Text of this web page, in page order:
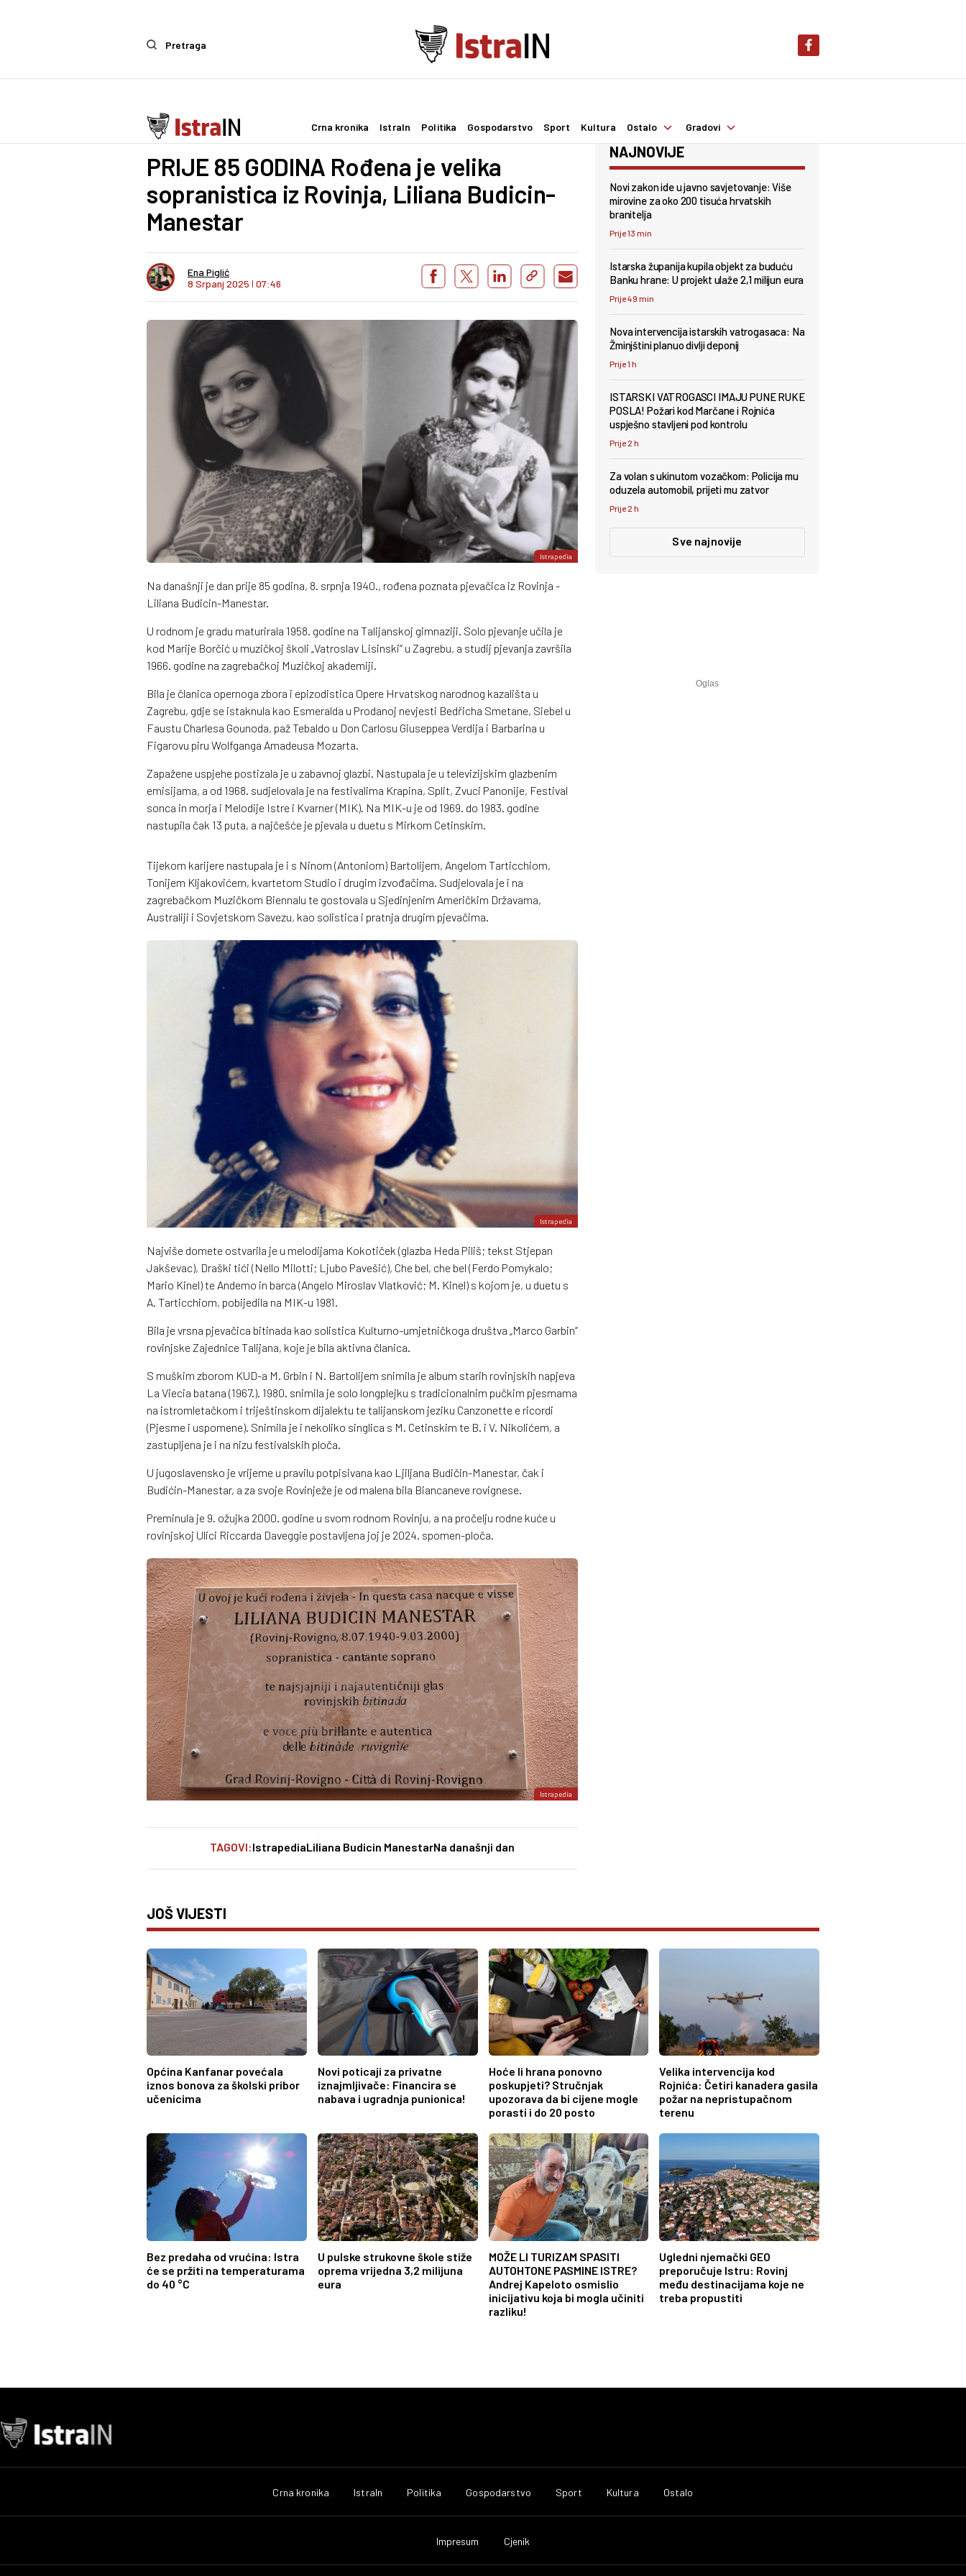
Pretraga
Crna kronika IstraIn Politika Gospodarstvo Sport Kultura Ostalo Gradovi
IstraIn
PRIJE 85 GODINA Rođena je velika
sopranistica iz Rovinja, Liliana Budicin-
Manestar
Ena Piglić
8 Srpanj 2025 I 07:46
Istrapedia
Na današnji je dan prije 85 godina, 8. srpnja 1940., rođena poznata pjevačica iz Rovinja -
Liliana Budicin-Manestar.
U rodnom je gradu maturirala 1958. godine na Talijanskoj gimnaziji. Solo pjevanje učila je
kod Marije Borčić u muzičkoj školi „Vatroslav Lisinski“ u Zagrebu, a studij pjevanja završila
1966. godine na zagrebačkoj Muzičkoj akademiji.
Bila je članica opernoga zbora i epizodistica Opere Hrvatskog narodnog kazališta u
Zagrebu, gdje se istaknula kao Esmeralda u Prodanoj nevjesti Bedřicha Smetane, Siebel u
Faustu Charlesa Gounoda, paž Tebaldo u Don Carlosu Giuseppea Verdija i Barbarina u
Figarovu piru Wolfganga Amadeusa Mozarta.
Zapažene uspjehe postizala je u zabavnoj glazbi. Nastupala je u televizijskim glazbenim
emisijama, a od 1968. sudjelovala je na festivalima Krapina, Split, Zvuci Panonije, Festival
sonca in morja i Melodije Istre i Kvarner (MIK). Na MIK-u je od 1969. do 1983. godine
nastupila čak 13 puta, a najčešće je pjevala u duetu s Mirkom Cetinskim.
Tijekom karijere nastupala je i s Ninom (Antoniom) Bartolijem, Angelom Tarticchiom,
Tonijem Kljakovićem, kvartetom Studio i drugim izvođačima. Sudjelovala je i na
zagrebačkom Muzičkom Biennalu te gostovala u Sjedinjenim Američkim Državama,
Australiji i Sovjetskom Savezu, kao solistica i pratnja drugim pjevačima.
Istrapedia
Najviše domete ostvarila je u melodijama Kokotiček (glazba Heda Piliš; tekst Stjepan
Jakševac), Draški tići (Nello Milotti; Ljubo Pavešić), Che bel, che bel (Ferdo Pomykalo;
Mario Kinel) te Andemo in barca (Angelo Miroslav Vlatković; M. Kinel) s kojom je, u duetu s
A. Tarticchiom, pobijedila na MIK-u 1981.
Bila je vrsna pjevačica bitinada kao solistica Kulturno-umjetničkoga društva „Marco Garbin“
rovinjske Zajednice Talijana, koje je bila aktivna članica.
S muškim zborom KUD-a M. Grbin i N. Bartolijem snimila je album starih rovinjskih napjeva
La Viecia batana (1967.). 1980. snimila je solo longplejku s tradicionalnim pučkim pjesmama
na istromletačkom i triještinskom dijalektu te talijanskom jeziku Canzonette e ricordi
(Pjesme i uspomene). Snimila je i nekoliko singlica s M. Cetinskim te B. i V. Nikolićem, a
zastupljena je i na nizu festivalskih ploča.
U jugoslavensko je vrijeme u pravilu potpisivana kao Ljiljana Budičin-Manestar, čak i
Budićin-Manestar, a za svoje Rovinježe je od malena bila Biancaneve rovignese.
Preminula je 9. ožujka 2000. godine u svom rodnom Rovinju, a na pročelju rodne kuće u
rovinjskoj Ulici Riccarda Daveggie postavljena joj je 2024. spomen-ploča.
Istrapedia
TAGOVI:IstrapediaLiliana Budicin ManestarNa današnji dan
NAJNOVIJE
Novi zakon ide u javno savjetovanje: Više
mirovine za oko 200 tisuća hrvatskih
branitelja
Prije 13 min
Istarska županija kupila objekt za buduću
Banku hrane: U projekt ulaže 2,1 milijun eura
Prije 49 min
Nova intervencija istarskih vatrogasaca: Na
Žminjštini planuo divlji deponij
Prije 1 h
ISTARSKI VATROGASCI IMAJU PUNE RUKE
POSLA! Požari kod Marčane i Rojnića
uspješno stavljeni pod kontrolu
Prije 2 h
Za volan s ukinutom vozačkom: Policija mu
oduzela automobil, prijeti mu zatvor
Prije 2 h
Sve najnovije
JOŠ VIJESTI
Općina Kanfanar povećala
iznos bonova za školski pribor
učenicima
Novi poticaji za privatne
iznajmljivače: Financira se
nabava i ugradnja punionica!
Hoće li hrana ponovno
poskupjeti? Stručnjak
upozorava da bi cijene mogle
porasti i do 20 posto
Velika intervencija kod
Rojnića: Četiri kanadera gasila
požar na nepristupačnom
terenu
Bez predaha od vrućina: Istra
će se pržiti na temperaturama
do 40 °C
U pulske strukovne škole stiže
oprema vrijedna 3,2 milijuna
eura
MOŽE LI TURIZAM SPASITI
AUTOHTONE PASMINE ISTRE?
Andrej Kapeloto osmislio
inicijativu koja bi mogla učiniti
razliku!
Ugledni njemački GEO
preporučuje Istru: Rovinj
među destinacijama koje ne
treba propustiti
Crna kronika IstraIn Politika Gospodarstvo Sport Kultura Ostalo
Impresum Cjenik